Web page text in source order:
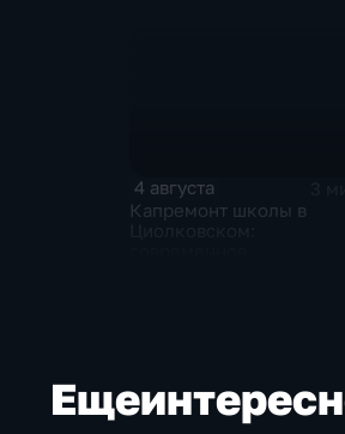
4 августа
Капремонт школы в
Еще